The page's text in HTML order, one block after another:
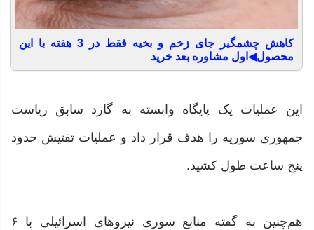
کاهش چشمگیر جای زخم و بخیه فقط در 3 هفته با این
محصول◀اول مشاوره بعد خرید
این عملیات یک پایگاه وابسته به گارد سابق ریاست
جمهوری سوریه را هدف قرار داد و عملیات تفتیش حدود
پنج ساعت طول کشید.
هم‌چنین به گفته منابع سوری نیروهای اسرائیلی با ۶